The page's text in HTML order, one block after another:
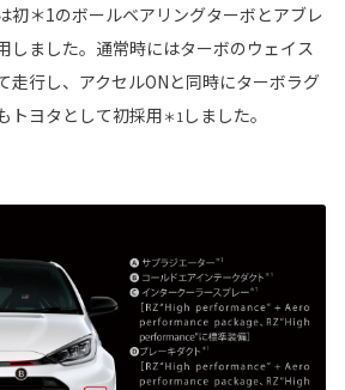
初＊1のボールベアリングターボとアブレ
しました。通常時にはターボのウェイス
走行し、アクセルONと同時にターボラグ
トヨタとして初採用＊1 しました。